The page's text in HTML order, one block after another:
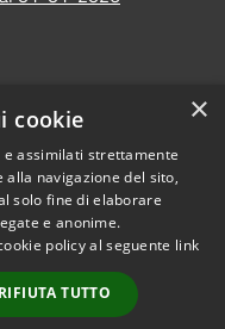
© 2026 • Comune di
Villimpenta • Powered by
Municipium•
Accesso
redazione
×
cookie
e assimilati strettamente
navigazione del sito,
solo fine di elaborare
e anonime.
policy al seguente link
RIFIUTA TUTTO